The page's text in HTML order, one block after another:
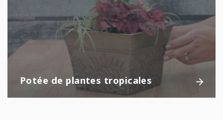
Potée de plantes tropicales